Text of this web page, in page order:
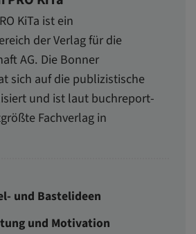
KiTa ist ein
der Verlag für die
AG. Die Bonner
sich auf die publizistische
und ist laut buchreport-
Fachverlag in
und Bastelideen
und Motivation